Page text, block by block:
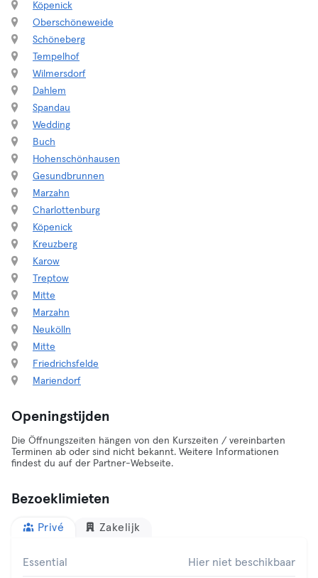
Köpenick
Oberschöneweide
Schöneberg
Tempelhof
Wilmersdorf
Dahlem
Spandau
Wedding
Buch
Hohenschönhausen
Gesundbrunnen
Marzahn
Charlottenburg
Köpenick
Kreuzberg
Karow
Treptow
Mitte
Marzahn
Neukölln
Mitte
Friedrichsfelde
Mariendorf
Openingstijden
Die Öffnungszeiten hängen von den Kurszeiten / vereinbarten
Terminen ab oder sind nicht bekannt. Weitere Informationen
findest du auf der Partner-Webseite.
Bezoeklimieten
Privé Zakelijk
Essential Hier niet beschikbaar